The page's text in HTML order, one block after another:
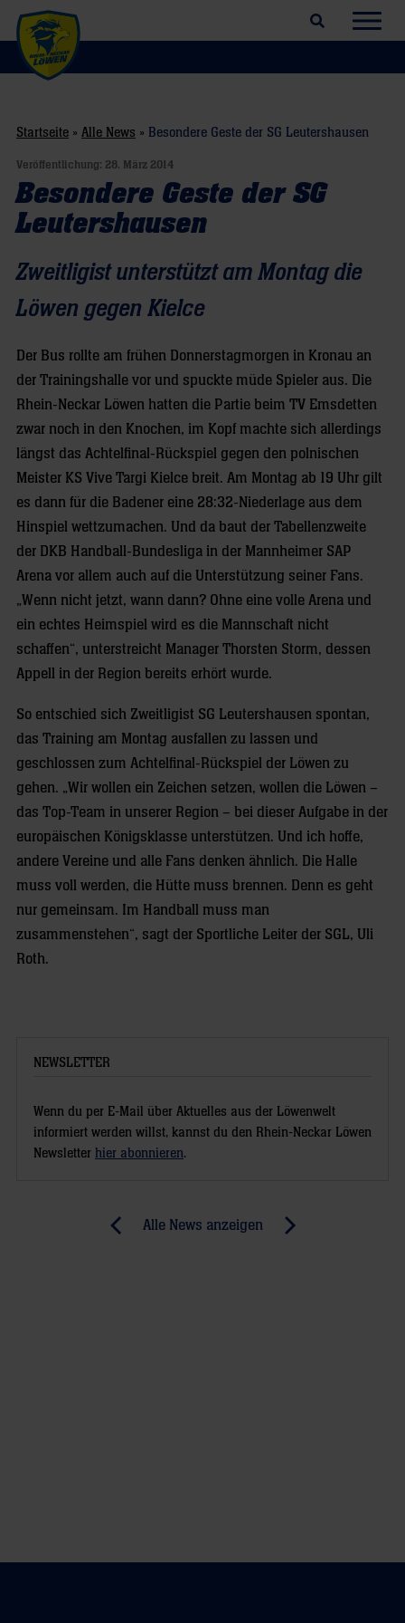
Suchfeld öffnen
Startseite » Alle News » Besondere Geste der SG Leutershausen
Veröffentlichung: 28. März 2014
Besondere Geste der SG
Leutershausen
Zweitligist unterstützt am Montag die
Löwen gegen Kielce
Der Bus rollte am frühen Donnerstagmorgen in Kronau an
der Trainingshalle vor und spuckte müde Spieler aus. Die
Rhein-Neckar Löwen hatten die Partie beim TV Emsdetten
zwar noch in den Knochen, im Kopf machte sich allerdings
längst das Achtelfinal-Rückspiel gegen den polnischen
Meister KS Vive Targi Kielce breit. Am Montag ab 19 Uhr gilt
es dann für die Badener eine 28:32-Niederlage aus dem
Hinspiel wettzumachen. Und da baut der Tabellenzweite
der DKB Handball-Bundesliga in der Mannheimer SAP
Arena vor allem auch auf die Unterstützung seiner Fans.
„Wenn nicht jetzt, wann dann? Ohne eine volle Arena und
ein echtes Heimspiel wird es die Mannschaft nicht
schaffen“, unterstreicht Manager Thorsten Storm, dessen
Appell in der Region bereits erhört wurde.
So entschied sich Zweitligist SG Leutershausen spontan,
das Training am Montag ausfallen zu lassen und
geschlossen zum Achtelfinal-Rückspiel der Löwen zu
gehen. „Wir wollen ein Zeichen setzen, wollen die Löwen –
das Top-Team in unserer Region – bei dieser Aufgabe in der
europäischen Königsklasse unterstützen. Und ich hoffe,
andere Vereine und alle Fans denken ähnlich. Die Halle
muss voll werden, die Hütte muss brennen. Denn es geht
nur gemeinsam. Im Handball muss man
zusammenstehen“, sagt der Sportliche Leiter der SGL, Uli
Roth.
NEWSLETTER
Wenn du per E-Mail über Aktuelles aus der Löwenwelt
informiert werden willst, kannst du den Rhein-Neckar Löwen
Newsletter hier abonnieren.
Alle News anzeigen